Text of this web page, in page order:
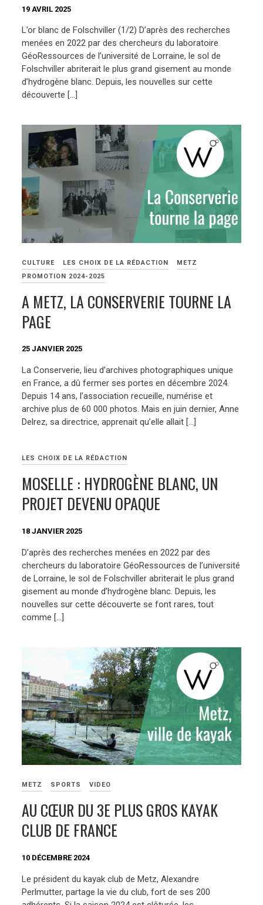
19 AVRIL 2025
L’or blanc de Folschviller (1/2) D’après des recherches
menées en 2022 par des chercheurs du laboratoire
GéoRessources de l’université de Lorraine, le sol de
Folschviller abriterait le plus grand gisement au monde
d’hydrogène blanc. Depuis, les nouvelles sur cette
découverte […]
CULTURE LES CHOIX DE LA RÉDACTION
METZ
PROMOTION 2024-2025
A METZ, LA CONSERVERIE TOURNE LA
PAGE
25 JANVIER 2025
La Conserverie, lieu d’archives photographiques unique
en France, a dû fermer ses portes en décembre 2024.
Depuis 14 ans, l’association recueille, numérise et
archive plus de 60 000 photos. Mais en juin dernier, Anne
Delrez, sa directrice, apprenait qu’elle allait […]
LES CHOIX DE LA RÉDACTION
MOSELLE : HYDROGÈNE BLANC, UN
PROJET DEVENU OPAQUE
18 JANVIER 2025
D’après des recherches menées en 2022 par des
chercheurs du laboratoire GéoRessources de l’université
de Lorraine, le sol de Folschviller abriterait le plus grand
gisement au monde d’hydrogène blanc. Depuis, les
nouvelles sur cette découverte se font rares, tout
comme […]
METZ SPORTS VIDEO
AU CŒUR DU 3E PLUS GROS KAYAK
CLUB DE FRANCE
10 DÉCEMBRE 2024
Le président du kayak club de Metz, Alexandre
Perlmutter, partage la vie du club, fort de ses 200